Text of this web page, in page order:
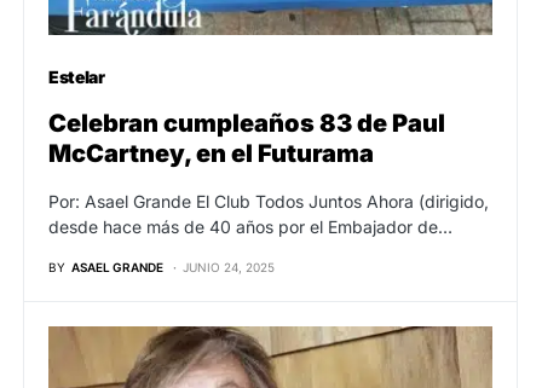
Estelar
Celebran cumpleaños 83 de Paul
McCartney, en el Futurama
Por: Asael Grande El Club Todos Juntos Ahora (dirigido,
desde hace más de 40 años por el Embajador de…
BY ASAEL GRANDE JUNIO 24, 2025